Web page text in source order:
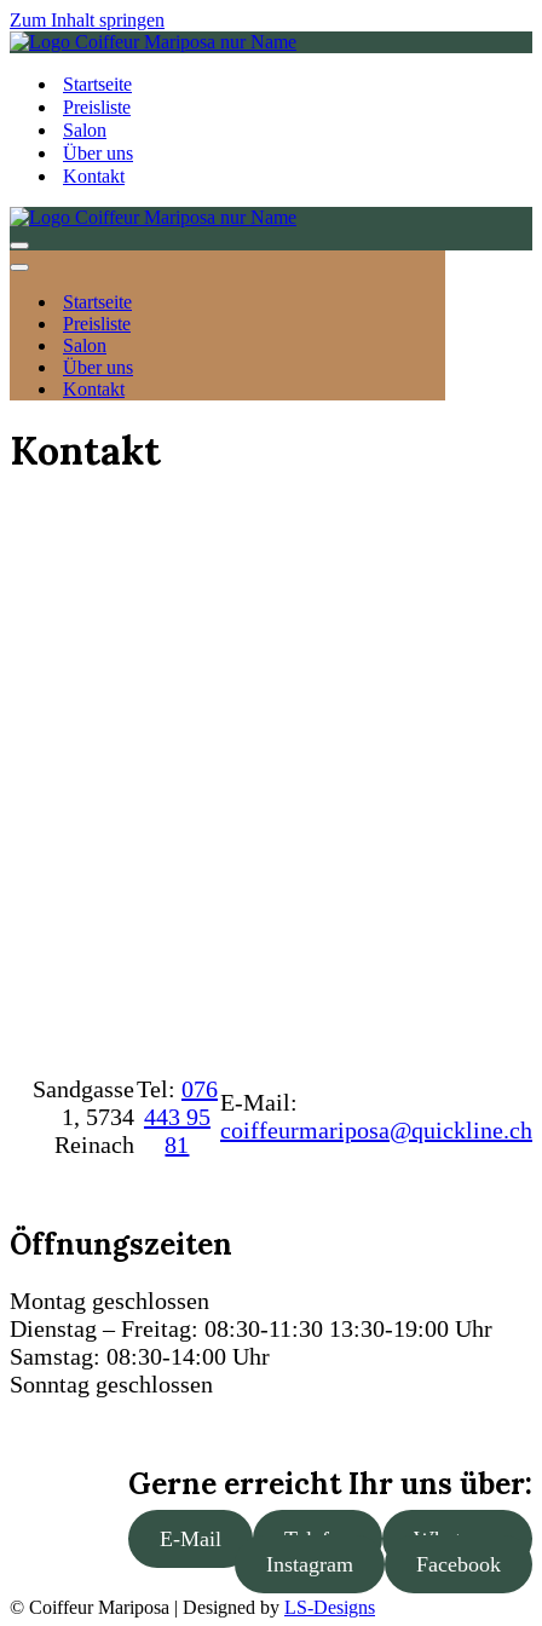
Zum Inhalt springen
Startseite
Preisliste
Salon
Über uns
Kontakt
Navigationsmenü
Navigationsmenü
Startseite
Preisliste
Salon
Über uns
Kontakt
Kontakt
Sandgasse
1, 5734
Reinach
Tel: 076
443 95
81
E-Mail:
coiffeurmariposa@quickline.ch
Öffnungszeiten
Montag geschlossen
Dienstag – Freitag: 08:30-11:30 13:30-19:00 Uhr
Samstag: 08:30-14:00 Uhr
Sonntag geschlossen
Gerne erreicht Ihr uns über:
E-Mail Telefon
Whatsapp
Instagram
Facebook
© Coiffeur Mariposa | Designed by LS-Designs